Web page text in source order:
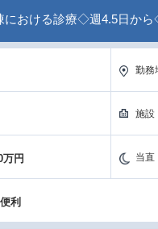
における診療◇週4.5日か
勤務
施設
万円 当直
利